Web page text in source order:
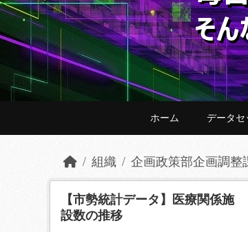
ホーム データセ
組織 企画政策部企画調整
【市勢統計データ】医療関係施
設数の推移